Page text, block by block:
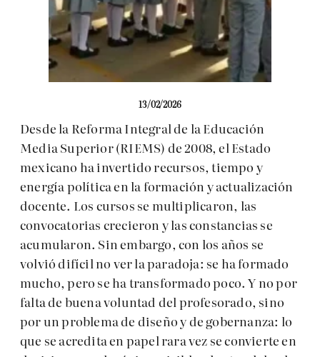
13/02/2026
Desde la Reforma Integral de la Educación
Media Superior (RIEMS) de 2008, el Estado
mexicano ha invertido recursos, tiempo y
energía política en la formación y actualización
docente. Los cursos se multiplicaron, las
convocatorias crecieron y las constancias se
acumularon. Sin embargo, con los años se
volvió difícil no ver la paradoja: se ha formado
mucho, pero se ha transformado poco. Y no por
falta de buena voluntad del profesorado, sino
por un problema de diseño y de gobernanza: lo
que se acredita en papel rara vez se convierte en